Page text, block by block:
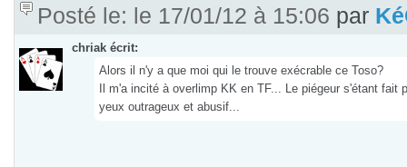
Posté le: le 17/01/12 à 15:06 par
chriak écrit:
Alors il n'y a que moi qui le trouve exécrable ce Toso?
Il m'a incité à overlimp KK en TF... Le piégeur s'étant
yeux outrageux et abusif...